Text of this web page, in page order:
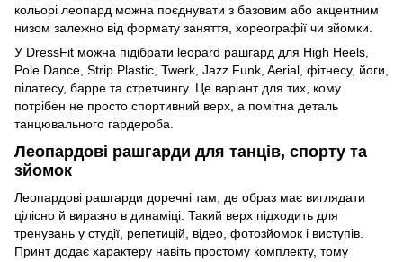
кольорі леопард можна поєднувати з базовим або акцентним
низом залежно від формату заняття, хореографії чи зйомки.
У DressFit можна підібрати leopard рашгард для High Heels,
Pole Dance, Strip Plastic, Twerk, Jazz Funk, Aerial, фітнесу, йоги,
пілатесу, барре та стретчингу. Це варіант для тих, кому
потрібен не просто спортивний верх, а помітна деталь
танцювального гардероба.
Леопардові рашгарди для танців, спорту та
зйомок
Леопардові рашгарди доречні там, де образ має виглядати
цілісно й виразно в динаміці. Такий верх підходить для
тренувань у студії, репетицій, відео, фотозйомок і виступів.
Принт додає характеру навіть простому комплекту, тому